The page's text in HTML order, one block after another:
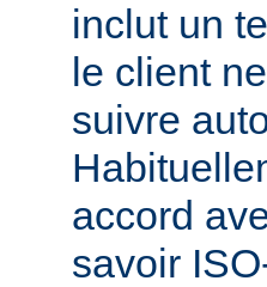
inclut un
le client
suivre
accord
savoir